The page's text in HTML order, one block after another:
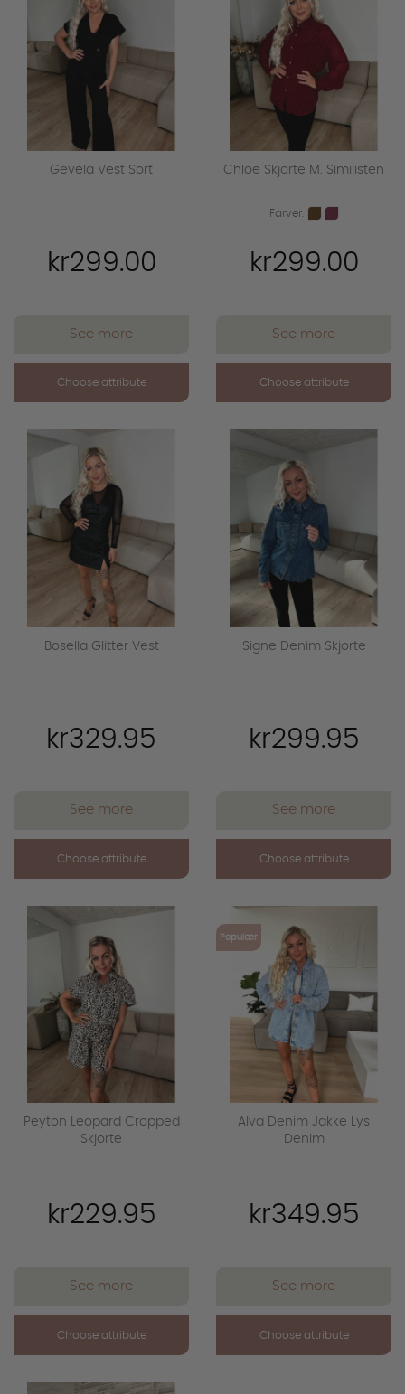
Gevela Vest Sort
kr299.00
See more
Choose attribute
Chloe Skjorte M. Similisten
Farver:
kr299.00
See more
Choose attribute
Bosella Glitter Vest
kr329.95
See more
Choose attribute
Signe Denim Skjorte
kr299.95
See more
Choose attribute
Peyton Leopard Cropped
Skjorte
kr229.95
See more
Choose attribute
Populær
Alva Denim Jakke Lys
Denim
kr349.95
See more
Choose attribute